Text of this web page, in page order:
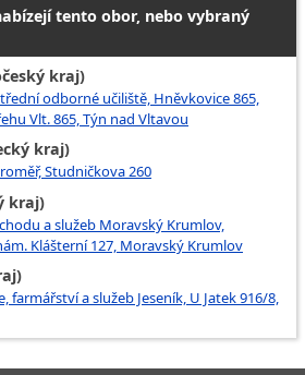
tento obor, nebo vybraný
kraj)
odborné učiliště, Hněvkovice 865,
Vlt. 865, Týn nad Vltavou
kraj)
Studničkova 260
kraj)
a služeb Moravský Krumlov,
Klášterní 127, Moravský Krumlov
a služeb Jeseník, U Jatek 916/8,